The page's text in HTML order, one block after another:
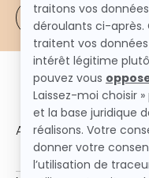
Adresse e-mail*